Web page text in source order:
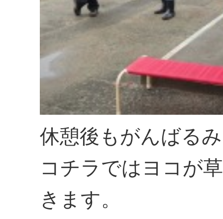
休憩後もがんばる
コチラではヨコが
きます。